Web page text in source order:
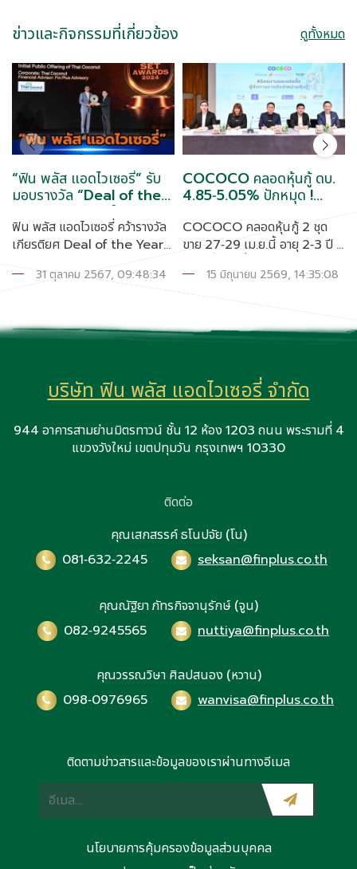
ข่าวและกิจกรรมที่เกี่ยวข้อง ดูทั้งหมด
“ฟิน พลัส แอดไวเซอรี่” รับ
มอบรางวัล “Deal of the
Year Awards” ในงาน
SET Awards 2024
ฟิน พลัส แอดไวเซอรี่ คว้ารางวัล
เกียรติยศ Deal of the Year
2024 นายอัสสเดช คงสิริ
ให้เกียรติมอบโล่รางวัลให้กับ นาย
แอดไวเซอรี่ จำกัด ในฐานะที่
ปรึกษาทางการเงินของบริษัท
ไทย โคโคนัท จำกัด (มหาชน)
หรือ COCOCO ซึ่งได้รับ Deal
of the Year Awards และ
3,000 ล้านบาท จากการเสนอ
ขายหุ้นต่อประชาชนเป็นครั้งแรก
ตลาดหลักทรัพย์แห่งประเทศไทย
เมื่อวันที่ 30 ตุลาคม 2567 ที่
ผ่านมา
31 ตุลาคม 2567, 09:48:34
COCOCO คลอดหุ้นกู้ ดบ.
4.85-5.05% ปักหมุด !
รง.ฟิลิปปินส์-อาหารสัตว์
COCOCO คลอดหุ้นกู้ 2 ชุด
ขาย 27-29 เม.ย.นี้ อายุ 2-3 ปี ชู
ดอกเบี้ยทุก 3 เดือน นำ เงินสำ
รองรองรับการขยายตัวธุรกิจ ”
เป้าปีนี้ยอดขายโต 25-30%
15 มิถุนายน 2569, 14:35:08
บริษัท ฟิน พลัส แอดไวเซอรี่ จำกัด
944 อาคารสามย่านมิตรทาวน์ ชั้น 12 ห้อง 1203 ถนน พระรามที่ 4
แขวงวังใหม่ เขตปทุมวัน กรุงเทพฯ 10330
ติดต่อ
คุณเสกสรรค์ ธโนปจัย (โน)
081-632-2245
seksan@finplus.co.th
คุณณัฐิยา ภัทรกิจจานุรักษ์ (จูน)
082-9245565
nuttiya@finplus.co.th
คุณวรรณวิษา ศิลปสนอง (หวาน)
098-0976965
wanvisa@finplus.co.th
ติดตามข่าวสารและข้อมูลของเราผ่านทางอีเมล
นโยบายการคุ้มครองข้อมูลส่วนบุคคล